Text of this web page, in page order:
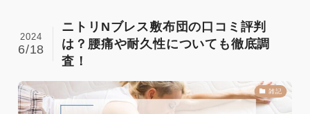
ニトリNブレス敷布団の口コミ評判
は？腰痛や耐久性についても徹底調
査！
2024
6/18
雑記